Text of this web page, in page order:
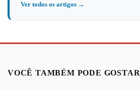
Ver todos os artigos →
VOCÊ TAMBÉM PODE GOSTAR